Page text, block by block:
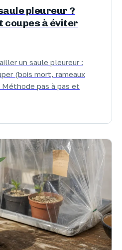
pleureur ?
coupes à éviter
un saule pleureur :
(bois mort, rameaux
pas à pas et